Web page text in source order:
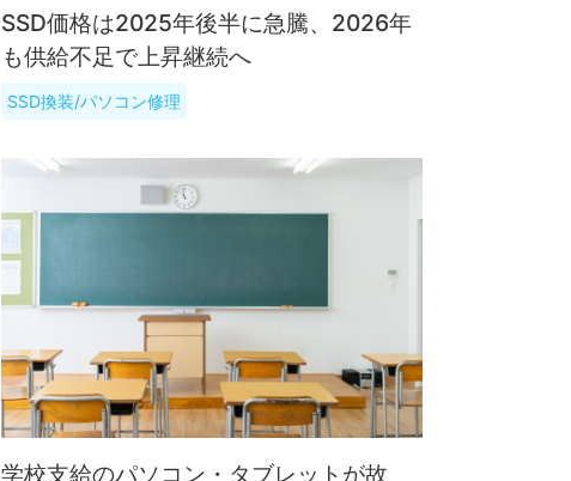
SSD価格は2025年後半に急騰、2026年
も供給不足で上昇継続へ
SSD換装/パソコン修理
学校支給のパソコン・タブレットが故